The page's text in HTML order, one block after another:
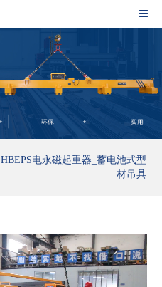
HBEPS电永磁起重器_蓄电池式型
材吊具